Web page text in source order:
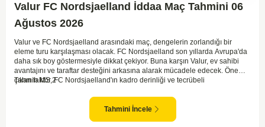
Valur FC Nordsjaelland İddaa Maç Tahmini 06
Ağustos 2026
Valur ve FC Nordsjaelland arasındaki maç, dengelerin zorlandığı bir
eleme turu karşılaşması olacak. FC Nordsjaelland son yıllarda Avrupa'da
daha sık boy göstermesiyle dikkat çekiyor. Buna karşın Valur, ev sahibi
avantajını ve taraftar desteğini arkasına alarak mücadele edecek. Öne
çıkan faktör, FC Nordsjaelland'ın kadro derinliği ve tecrübeli
olsa da, sahalarında oynamaları bir avantaj yaratıyor. Toplamda daha
fazla deneyime sahip olan konuk takımın üstün gelmesi olası duruyor.
Tahmin MS 2
Tahmini İncele